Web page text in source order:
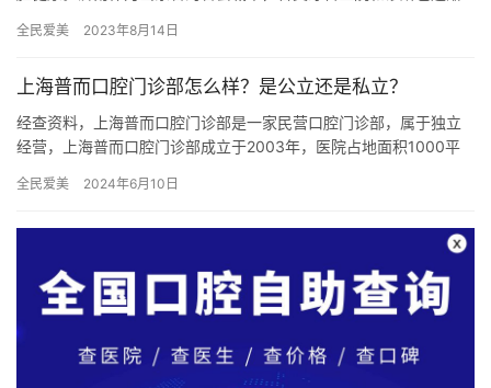
表：…
全民爱美 2023年8月14日
上海普而口腔门诊部怎么样？是公立还是私立？
经查资料，上海普而口腔门诊部是一家民营口腔门诊部，属于独立
经营，上海普而口腔门诊部成立于2003年，医院占地面积1000平
全民爱美 2024年6月10日